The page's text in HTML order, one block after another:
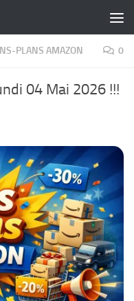
PLANS AMAZON 0
04 Mai 2026 !!!